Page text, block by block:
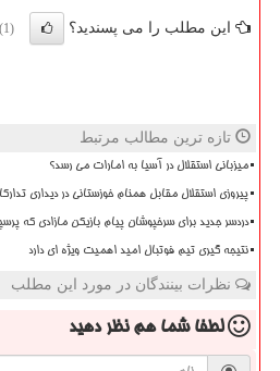
این مطلب را می پسندید؟ (1)
تازه ترین مطالب مرتبط
میزبانی استقلال در آسیا به امارات می رسد؟
پیروزی استقلال مقابل همنام خوزستانی در دیداری
دردسر جدید برای سرخپوشان پیام بازیکن مازادی که
نتیجه گیری تیم فوتبال امید اهمیت ویژه ای دارد
نظرات بینندگان در مورد این مطلب
لطفا شما همنظر دهید